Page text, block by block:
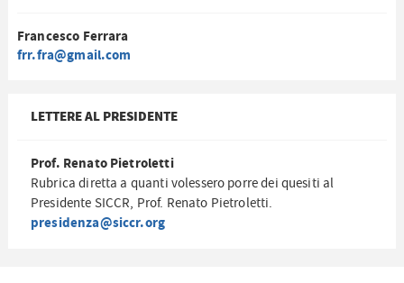
Francesco Ferrara
frr.fra@gmail.com
LETTERE AL PRESIDENTE
Prof. Renato Pietroletti
Rubrica diretta a quanti volessero porre dei quesiti al
Presidente SICCR, Prof. Renato Pietroletti.
presidenza@siccr.org